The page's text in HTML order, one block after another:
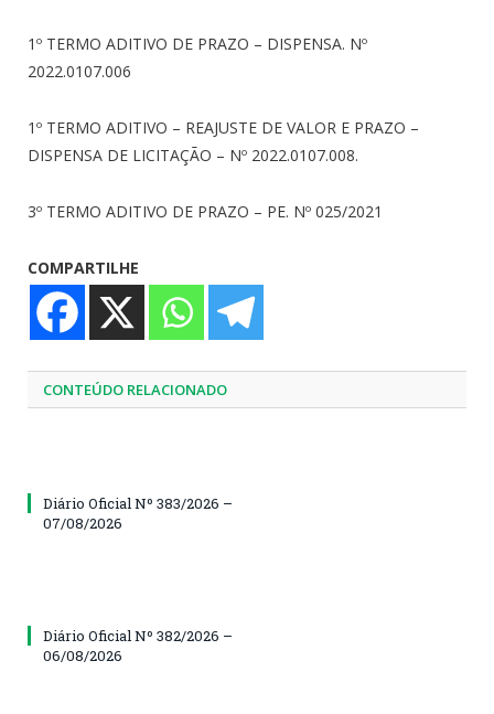
1º TERMO ADITIVO DE PRAZO – DISPENSA. Nº
2022.0107.006
1º TERMO ADITIVO – REAJUSTE DE VALOR E PRAZO –
DISPENSA DE LICITAÇÃO – Nº 2022.0107.008.
3º TERMO ADITIVO DE PRAZO – PE. Nº 025/2021
COMPARTILHE
CONTEÚDO RELACIONADO
Diário Oficial Nº 383/2026 –
07/08/2026
Diário Oficial Nº 382/2026 –
06/08/2026